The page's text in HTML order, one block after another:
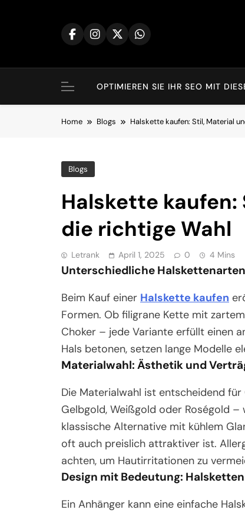
OPTIMIEREN SIE IHR SEO MIT
Home Blogs Halskette kaufen: Stil, Material
Blogs
Halskette
die richtige Wahl
Letrank April 1, 2025 0 4 Mins
Unterschiedliche
Beim Kauf einer Halskette kaufen
Formen. Ob filigrane Kette mit
Choker – jede Variante erfüllt einen
Hals betonen, setzen lange Modelle
Materialwahl: Ästhetik und
Die Materialwahl ist entscheidend
Gelbgold, Weißgold oder Roségold
klassische Alternative mit kühlem
oft auch preislich attraktiver ist.
achten, um Hautirritationen zu
Design mit Bedeutung:
Ein Anhänger kann eine einfache